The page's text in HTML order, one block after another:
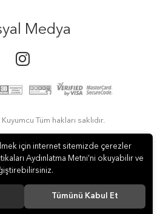
Medya
Tüm hakları saklıdır.
için internet sitemizde çerezler
Aydınlatma Metni’ni okuyabilir ve
Tümünü Kabul Et